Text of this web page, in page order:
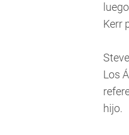
Kerr
Los
hijo.